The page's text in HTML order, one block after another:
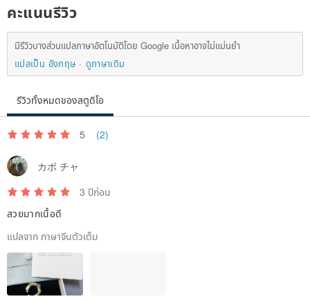
คะแนนรีวิว
มีรีวิวบางส่วนแปลภาษาอัตโนมัติโดย Google เนื้อหาอาจไม่แม่นยำ
แปลเป็น อังกฤษ
ดูภาษาเดิม
รีวิวทั้งหมดของสตูดิโอ
5 (2)
カボ チャ
3 ปีก่อน
สวยมากเนื้อดี
แปลจาก ภาษาจีนตัวเต็ม